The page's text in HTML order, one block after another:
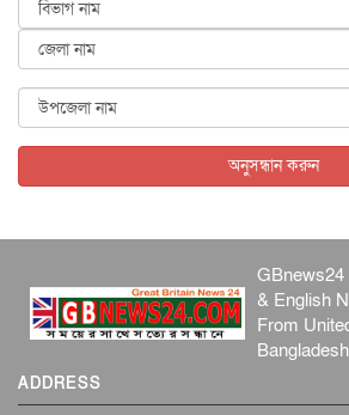
অনুসন্ধান করুন
GBnews24
& English
From
Bangladesh
ADDRESS